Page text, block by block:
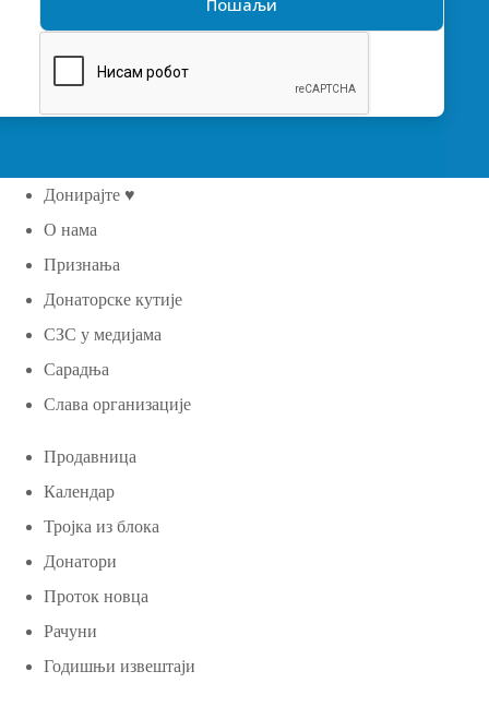
Донирајте ♥
О нама
Признања
Донаторске кутије
СЗС у медијама
Сарадња
Слава организације
Продавница
Календар
Тројка из блока
Донатори
Проток новца
Рачуни
Годишњи извештаји